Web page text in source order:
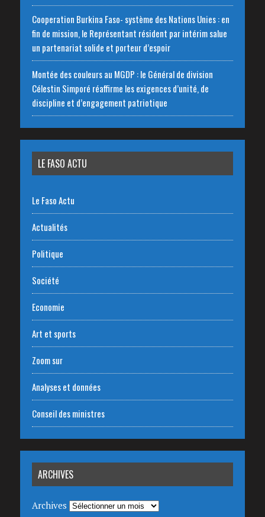
‎Cooperation Burkina Faso- système des Nations Unies : en
fin de mission, le Représentant résident par intérim salue
un partenariat solide et porteur d’espoir
Montée des couleurs au MGDP : le Général de division
Célestin Simporé réaffirme les exigences d’unité, de
discipline et d’engagement patriotique
LE FASO ACTU
Le Faso Actu
Actualités
Politique
Société
Economie
Art et sports
Zoom sur
Analyses et données
Conseil des ministres
ARCHIVES
Archives